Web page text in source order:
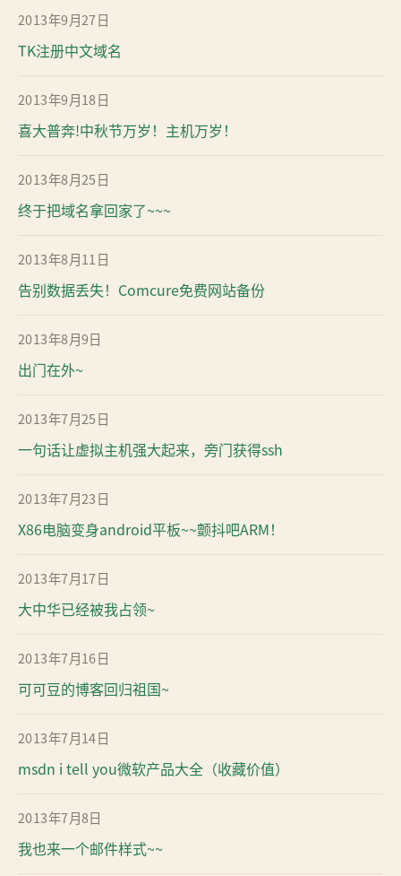
2013年9月27日
TK注册中文域名
2013年9月18日
喜大普奔!中秋节万岁！主机万岁！
2013年8月25日
终于把域名拿回家了~~~
2013年8月11日
告别数据丢失！Comcure免费网站备份
2013年8月9日
出门在外~
2013年7月25日
一句话让虚拟主机强大起来，旁门获得ssh
2013年7月23日
X86电脑变身android平板~~颤抖吧ARM！
2013年7月17日
大中华已经被我占领~
2013年7月16日
可可豆的博客回归祖国~
2013年7月14日
msdn i tell you微软产品大全（收藏价值）
2013年7月8日
我也来一个邮件样式~~